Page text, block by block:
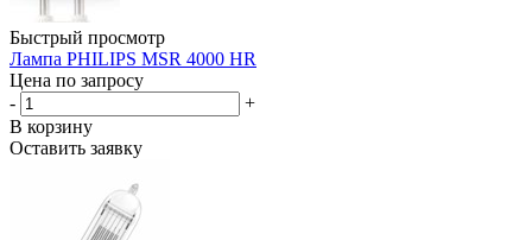
Быстрый просмотр
Лампа PHILIPS MSR 4000 HR
Цена по запросу
-
+
В корзину
Оставить заявку